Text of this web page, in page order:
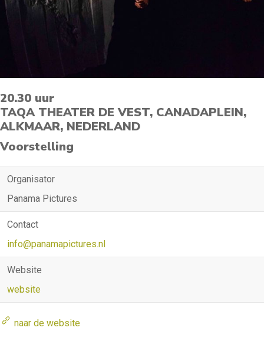
20.30 uur
TAQA THEATER DE VEST, CANADAPLEIN,
ALKMAAR, NEDERLAND
Voorstelling
Organisator
Panama Pictures
Contact
info@panamapictures.nl
Website
website
naar de website